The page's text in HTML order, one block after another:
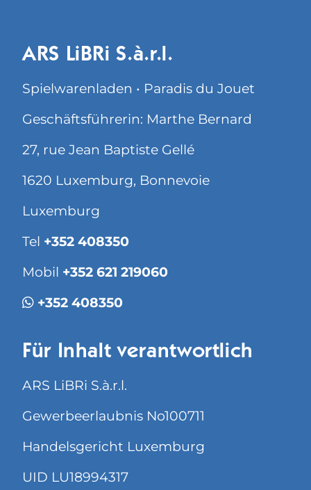
ARS LiBRi S.à.r.l.
Spielwarenladen • Paradis du Jouet
Geschäftsführerin: Marthe Bernard
27, rue Jean Baptiste Gellé
1620 Luxemburg, Bonnevoie
Luxemburg
Tel +352 408350
Mobil +352 621 219060
+352 408350
Für Inhalt verantwortlich
ARS LiBRi S.à.r.l.
Gewerbeerlaubnis No100711
Handelsgericht Luxemburg
UID LU18994317